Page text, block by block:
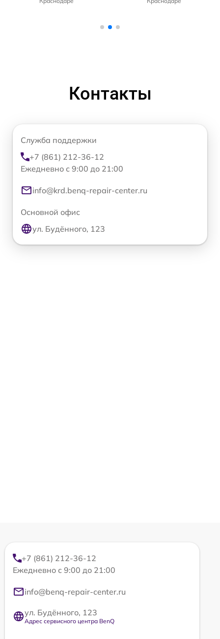
Контакты
Служба поддержки
+7 (861) 212-36-12
Ежедневно с 9:00 до 21:00
info@krd.benq-repair-center.ru
Основной офис
ул. Будённого, 123
+7 (861) 212-36-12
Ежедневно с 9:00 до 21:00
info@benq-repair-center.ru
ул. Будённого, 123
Адрес сервисного центра BenQ